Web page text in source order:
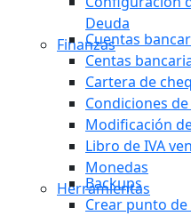
Deuda
Finanzas
Cuentas
Centas
Cartera de
Condiciones
Modificación
Libro de IVA
Monedas
Herramientas
Backups
Crear punto de